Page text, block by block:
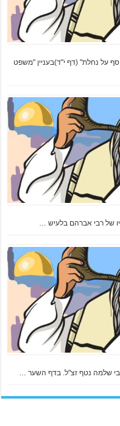
על נחלת" (דף י"ד)בעניין "משפט
של רבי אברהם בלעיש …
שלמה נטף זצ"ל. בדף השער …